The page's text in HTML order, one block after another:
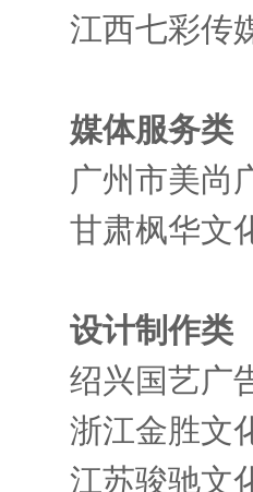
江西七彩传
媒体服务类
广州市美尚
甘肃枫华文
设计制作类
绍兴国艺广
浙江金胜文
江苏骏驰文